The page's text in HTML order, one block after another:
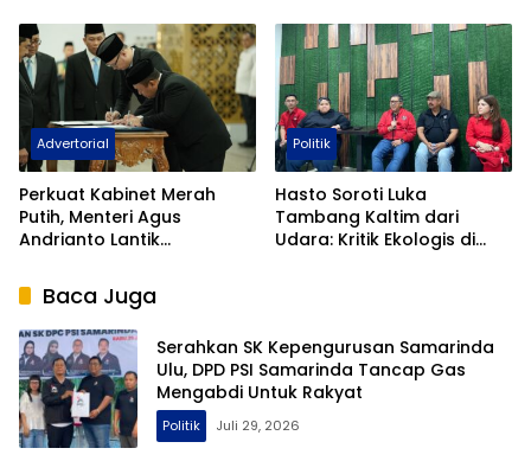
Keberangkatan Ilegal
Advertorial
Perkuat Kabinet Merah
Putih, Menteri Agus
Andrianto Lantik
Jadi Dirjen Imigrasi
Politik
Hasto Soroti Luka
Tambang Kaltim dari
Udara: Kritik Ekologis di
Baca Juga
Serahkan SK Kepengurusan Samarinda
Ulu, DPD PSI Samarinda Tancap Gas
Mengabdi Untuk Rakyat
Politik Juli 29, 2026